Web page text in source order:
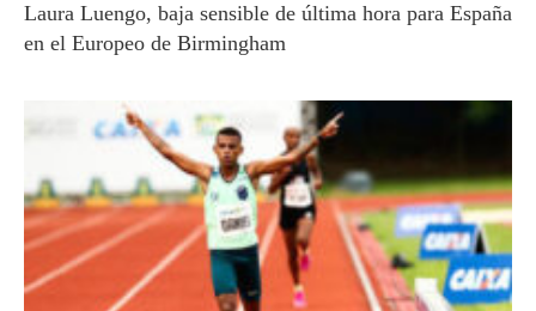
Laura Luengo, baja sensible de última hora para España
en el Europeo de Birmingham